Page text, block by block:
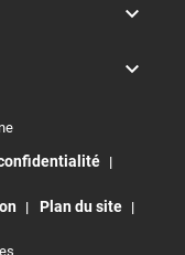


Plan du site